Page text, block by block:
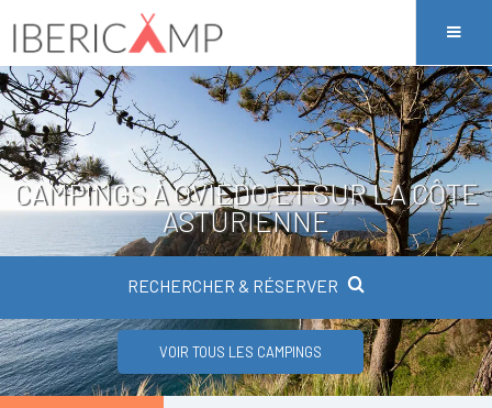
CAMPINGS À OVIEDO ET SUR LA CÔTE
ASTURIENNE
RECHERCHER & RÉSERVER
VOIR TOUS LES CAMPINGS